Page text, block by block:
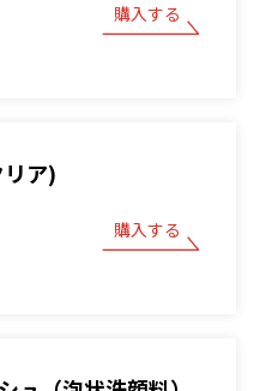
購入する
ア)
購入する